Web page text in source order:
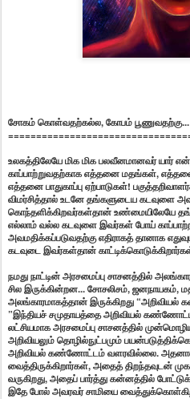
சோகம் கொள்வதற்கல்ல, கோபம் பூணுவதற்கு...
உலகத்திலேயே மிக மிக பலவீனமானவர் யார்
காப்பாற்றுவதற்காக எத்தனை மதங்கள்,
எத்தனை பாதுகாப்பு ஏற்பாடுகள்!
விமர்சித்தால் உடனே தங்களுடைய கடவுளை
கொந்தளிக்கிறவர்கள்தான் உண்மையிலேயே
எல்லாம் வல்ல கடவுளை இவர்கள் போய்
அவமதிக்கப்படுவதற்கு எதிராகத் தானாக
கடவுடை இவர்கள்தான்
நமது நாட்டின் அரசமைப்பு சாசனத்தில்
சில இருக்கின்றன... சோசலிசம், ஜனநாயகம்,
அலங்காரமாகத்தான் இருக்கிறது
”இந்தியச் சமுதாயத்தை அறிவியல்
லட்சியமாக அரசமைப்பு சாசனத்தில்
அறிவியலும் தொழில்நுட்பமும்
அறிவியல் கண்ணோட்டம் வளரவில்லை.
வைத்திருக்கிறார்கள், அதைத் திறந்தவுடன்
வருகிறது, அதைப் பார்த்து கன்னத்தில்
இதே போல் அவரவர் சாமியை